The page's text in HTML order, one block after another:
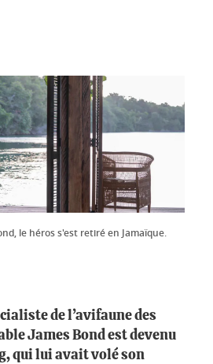
le héros s'est retiré en Jamaïque.
de l’avifaune des
James Bond est devenu
qui lui avait volé son